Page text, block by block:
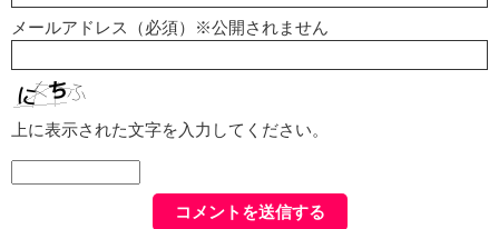
メールアドレス（必須）※公開されません
上に表示された文字を入力してください。